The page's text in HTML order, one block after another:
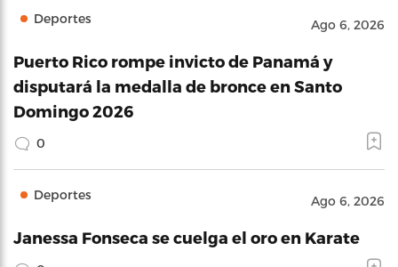
Deportes Ago 6, 2026
Puerto Rico rompe invicto de Panamá y
disputará la medalla de bronce en Santo
Domingo 2026
0
Deportes Ago 6, 2026
Janessa Fonseca se cuelga el oro en Karate